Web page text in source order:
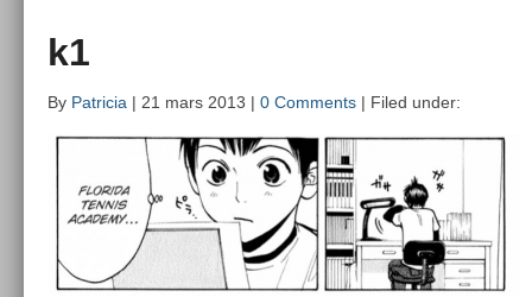
k1
By Patricia | 21 mars 2013 | 0 Comments | Filed under: